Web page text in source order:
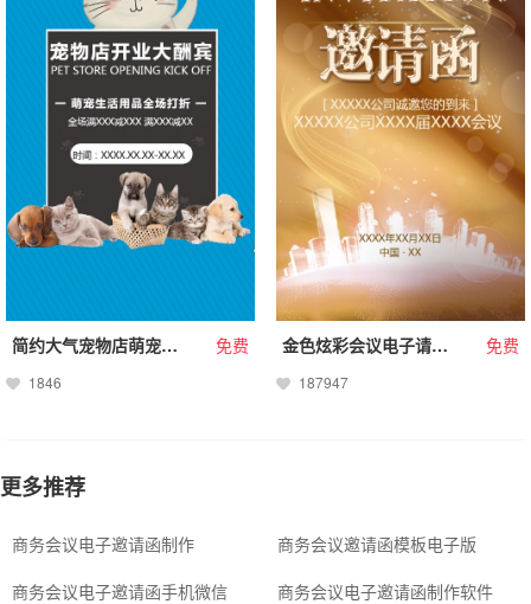
简约大气宠物店萌宠之家生活用品促销开业模板 免费
1846
金色炫彩会议电子请柬活动邀请医疗会议大会展示 免费
187947
更多推荐
商务会议电子邀请函制作
商务会议邀请函模板电子版
商务会议电子邀请函手机微信
商务会议电子邀请函制作软件